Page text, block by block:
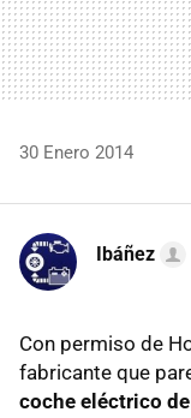
30 Enero 2014
Ibáñez
Con permiso de
fabricante que
coche eléctrico